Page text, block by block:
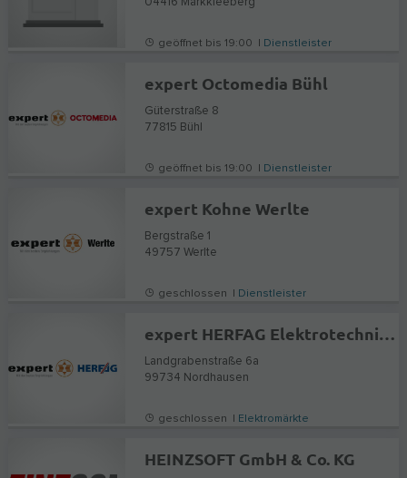
geöffnet bis 19:00 | Dienstleister
expert Octomedia Bühl
Güterstraße 8
77815 Bühl
geöffnet bis 19:00 | Dienstleister
expert Kohne Werlte
Bergstraße 1
49757 Werlte
geschlossen | Dienstleister
expert HERFAG Elektrotechnik GmbH
Landgrabenstraße 6a
99734 Nordhausen
geschlossen | Elektromärkte
HEINZSOFT GmbH & Co. KG